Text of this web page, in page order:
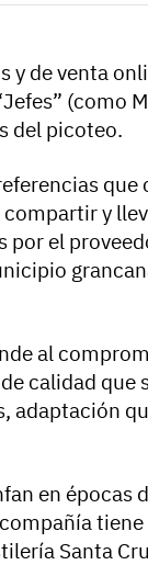
y de venta
(como
del picoteo.
que
y
por el
al
calidad que
adaptación
en épocas
tiene
Santa